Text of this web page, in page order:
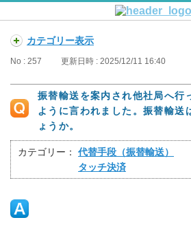
カテゴリー表示
No : 257 更新日時 : 2025/12/11 16:40
振替輸送を案内され他社局へ行
ように言われました。振替輸送
ょうか。
カテゴリー：
代替手段（振替輸送）
タッチ決済